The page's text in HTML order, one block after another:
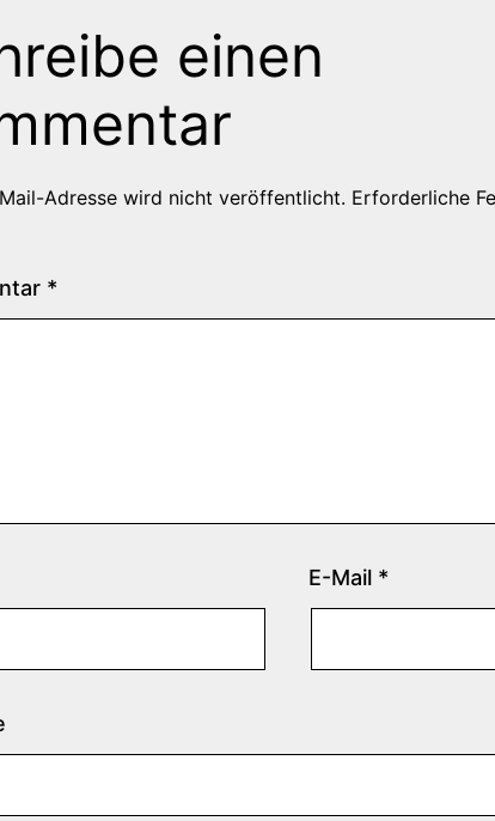
einen
Adresse wird nicht veröffentlicht. Erforderliche
*
E-Mail *